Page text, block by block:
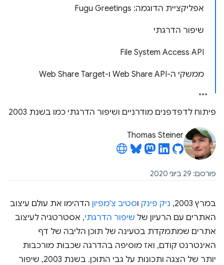
אפליקציית הדוגמה: Fugu Greetings
שיפור הדרגתי
‫File System Access API
ממשקי ה-API‏ Web Share ו-Web Share Target
פיתוח לדפדפנים מודרניים ושיפור הדרגתי כמו בשנת 2003
Thomas Steiner
פורסם: 29 ביוני 2020
במרץ 2003, ניק פינק וסטיב צ'מפיון הדהימו את עולם עיצוב
האתרים עם הרעיון של שיפור הדרגתי, אסטרטגיה לעיצוב
אתרים שמתמקדת בטעינה של תוכן הליבה של דף
האינטרנט קודם, ואז מוסיפה בהדרגה שכבות מורכבות
יותר של הצגה ותכונות על גבי התוכן. בשנת 2003, שיפור